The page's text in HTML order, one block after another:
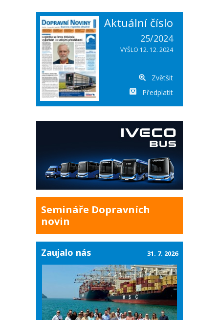
Aktuální číslo
25/2024
VYŠLO 12. 12. 2024
Zvětšit
Předplatit
Semináře Dopravních
novin
Zaujalo nás 31. 7. 2026